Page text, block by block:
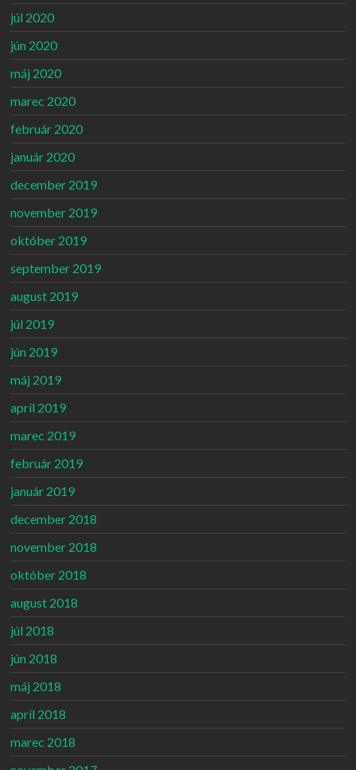
júl 2020
jún 2020
máj 2020
marec 2020
február 2020
január 2020
december 2019
november 2019
október 2019
september 2019
august 2019
júl 2019
jún 2019
máj 2019
apríl 2019
marec 2019
február 2019
január 2019
december 2018
november 2018
október 2018
august 2018
júl 2018
jún 2018
máj 2018
apríl 2018
marec 2018